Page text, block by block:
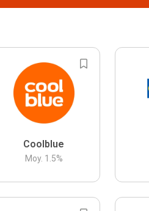
Coolblue
Moy. 1.5%